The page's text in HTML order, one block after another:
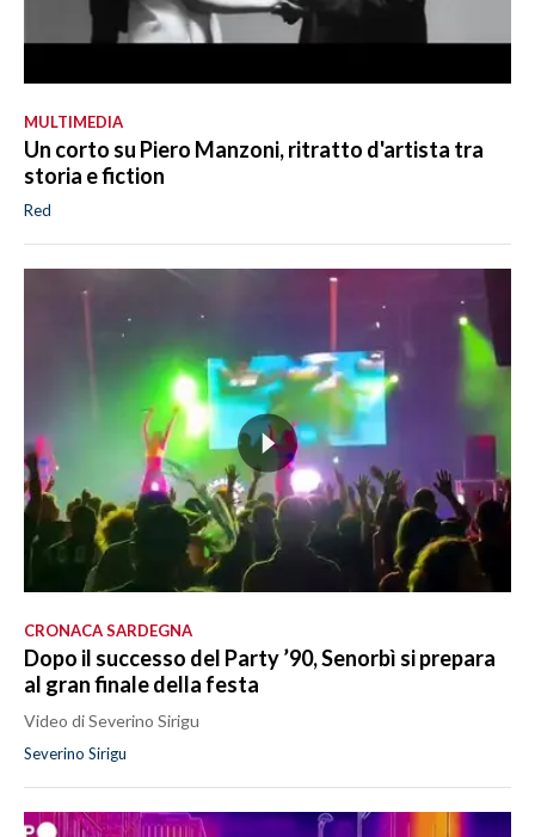
MULTIMEDIA
Un corto su Piero Manzoni, ritratto d'artista tra
storia e fiction
Red
CRONACA SARDEGNA
Dopo il successo del Party ’90, Senorbì si prepara
al gran finale della festa
Video di Severino Sirigu
Severino Sirigu